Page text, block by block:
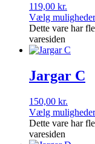
119,00 kr.
Vælg muligheder
Dette vare har
varesiden
Jargar C
150,00 kr.
Vælg muligheder
Dette vare har
varesiden